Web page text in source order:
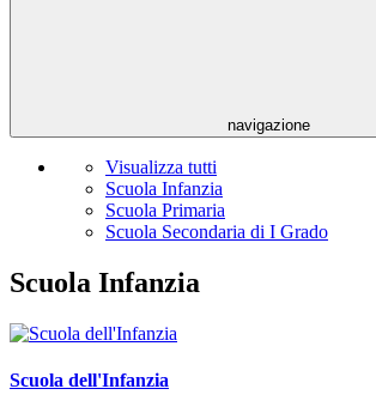
navigazione
Visualizza tutti
Scuola Infanzia
Scuola Primaria
Scuola Secondaria di I Grado
Scuola Infanzia
Scuola dell'Infanzia